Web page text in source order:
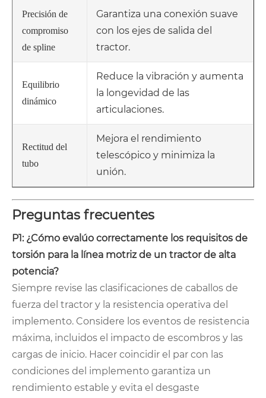
Precisión de
compromiso
de spline
Garantiza una conexión suave
con los ejes de salida del
tractor.
Equilibrio
dinámico
Reduce la vibración y aumenta
la longevidad de las
articulaciones.
Rectitud del
tubo
Mejora el rendimiento
telescópico y minimiza la
unión.
Preguntas frecuentes
P1: ¿Cómo evalúo correctamente los requisitos de
torsión para la línea motriz de un tractor de alta
potencia?
Siempre revise las clasificaciones de caballos de
fuerza del tractor y la resistencia operativa del
implemento. Considere los eventos de resistencia
máxima, incluidos el impacto de escombros y las
cargas de inicio. Hacer coincidir el par con las
condiciones del implemento garantiza un
rendimiento estable y evita el desgaste